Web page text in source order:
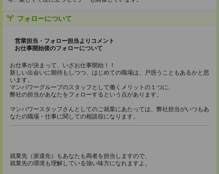
フォローについて
営業担当・フォロー担当よりコメント
お仕事開始後のフォローについて
お仕事が決まって、いざお仕事開始！！
新しい出会いに期待もしつつ、はじめての職場は、戸惑うこともあるかと思
います。
マンパワーグループのスタッフとして働くメリットの１つに、
弊社の担当があなたをフォローするという点があります。
マンパワースタッフさんとしてのご就業にあたっては、弊社担当がいつもあ
なたの職場・仕事に関しての相談役になります。
就業先（派遣先）もあなたも両者を担当しますので、
就業先の環境も理解している強い味方になれますよ。